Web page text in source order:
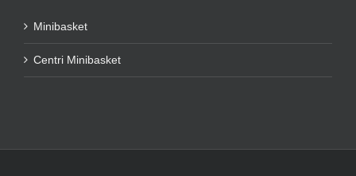
Minibasket
Centri Minibasket